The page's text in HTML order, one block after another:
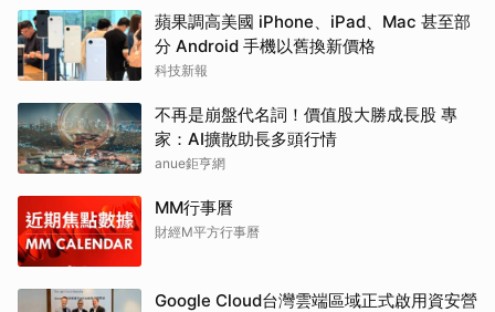
蘋果調高美國 iPhone、iPad、Mac 甚至部
分 Android 手機以舊換新價格
科技新報
不再是崩盤代名詞！價值股大勝成長股 專
家：AI擴散助長多頭行情
anue鉅亨網
MM行事曆
財經M平方行事曆
Google Cloud台灣雲端區域正式啟用資安營